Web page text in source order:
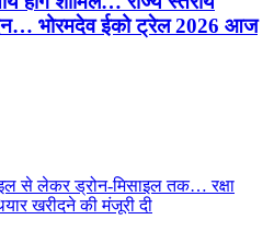
भोरमदेव ईको ट्रेल 2026 आज